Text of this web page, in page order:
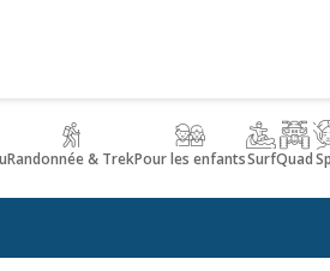
Randonnée & TrekPour les enfantsSurfQuad